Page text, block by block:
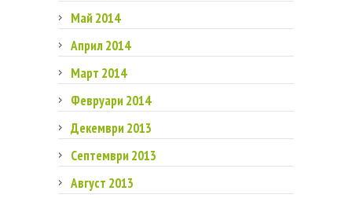
Май 2014
Април 2014
Март 2014
Февруари 2014
Декември 2013
Септември 2013
Август 2013